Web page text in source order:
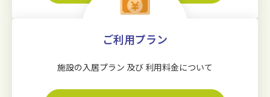
ご利用プラン
施設の入居プラン 及び 利用料金について